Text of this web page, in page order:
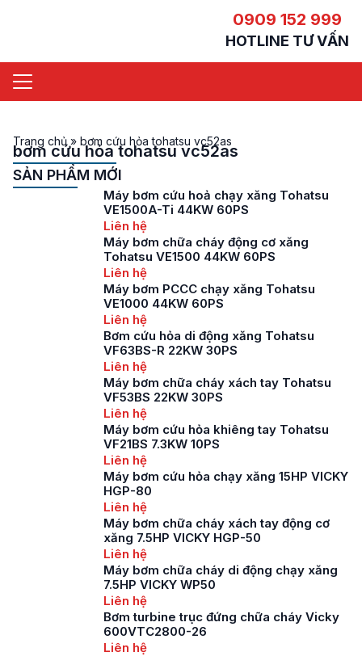
0909 152 999
HOTLINE TƯ VẤN
Trang chủ» bơm cứu hỏa tohatsu vc52as
bơm cứu hỏa tohatsu vc52as
SẢN PHẨM MỚI
Máy bơm cứu hoả chạy xăng Tohatsu
VE1500A-Ti 44KW 60PS
Liên hệ
Máy bơm chữa cháy động cơ xăng
Tohatsu VE1500 44KW 60PS
Liên hệ
Máy bơm PCCC chạy xăng Tohatsu
VE1000 44KW 60PS
Liên hệ
Bơm cứu hỏa di động xăng Tohatsu
VF63BS-R 22KW 30PS
Liên hệ
Máy bơm chữa cháy xách tay Tohatsu
VF53BS 22KW 30PS
Liên hệ
Máy bơm cứu hỏa khiêng tay Tohatsu
VF21BS 7.3KW 10PS
Liên hệ
Máy bơm cứu hỏa chạy xăng 15HP VICKY
HGP-80
Liên hệ
Máy bơm chữa cháy xách tay động cơ
xăng 7.5HP VICKY HGP-50
Liên hệ
Máy bơm chữa cháy di động chạy xăng
7.5HP VICKY WP50
Liên hệ
Bơm turbine trục đứng chữa cháy Vicky
600VTC2800-26
Liên hệ